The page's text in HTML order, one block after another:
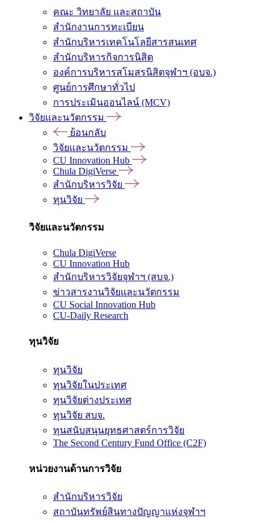
คณะ วิทยาลัย และสถาบัน
สำนักงานการทะเบียน
สำนักบริหารเทคโนโลยีสารสนเทศ
สำนักบริหารกิจการนิสิต
องค์การบริหารสโมสรนิสิตจุฬาฯ (อบจ.)
ศูนย์การศึกษาทั่วไป
การประเมินออนไลน์ (MCV)
วิจัยและนวัตกรรม
ย้อนกลับ
วิจัยและนวัตกรรม
CU Innovation Hub
Chula DigiVerse
สำนักบริหารวิจัย
ทุนวิจัย
วิจัยและนวัตกรรม
Chula DigiVerse
CU Innovation Hub
สำนักบริหารวิจัยจุฬาฯ (สบจ.)
ข่าวสารงานวิจัยและนวัตกรรม
CU Social Innovation Hub
CU-Daily Research
ทุนวิจัย
ทุนวิจัย
ทุนวิจัยในประเทศ
ทุนวิจัยต่างประเทศ
ทุนวิจัย สบจ.
ทุนสนับสนุนยุทธศาสตร์การวิจัย
The Second Century Fund Office (C2F)
หน่วยงานด้านการวิจัย
สำนักบริหารวิจัย
สถาบันทรัพย์สินทางปัญญาแห่งจุฬาฯ